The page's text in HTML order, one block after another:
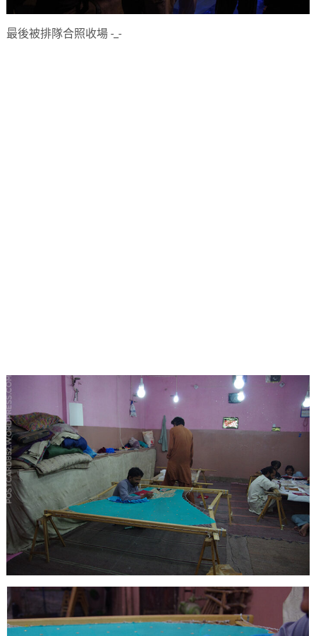
最後被排隊合照收場 -_-